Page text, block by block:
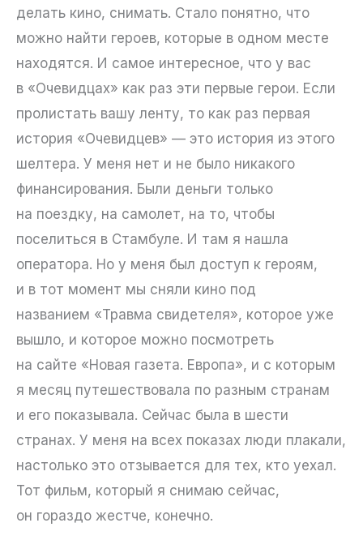
делать кино, снимать. Стало понятно, что
можно найти героев, которые в одном месте
находятся. И самое интересное, что у вас
в «Очевидцах» как раз эти первые герои. Если
пролистать вашу ленту, то как раз первая
история «Очевидцев» — это история из этого
шелтера. У меня нет и не было никакого
финансирования. Были деньги только
на поездку, на самолет, на то, чтобы
поселиться в Стамбуле. И там я нашла
оператора. Но у меня был доступ к героям,
и в тот момент мы сняли кино под
названием «Травма свидетеля», которое уже
вышло, и которое можно посмотреть
на сайте «Новая газета. Европа», и с которым
я месяц путешествовала по разным странам
и его показывала. Сейчас была в шести
странах. У меня на всех показах люди плакали,
настолько это отзывается для тех, кто уехал.
Тот фильм, который я снимаю сейчас,
он гораздо жестче, конечно.